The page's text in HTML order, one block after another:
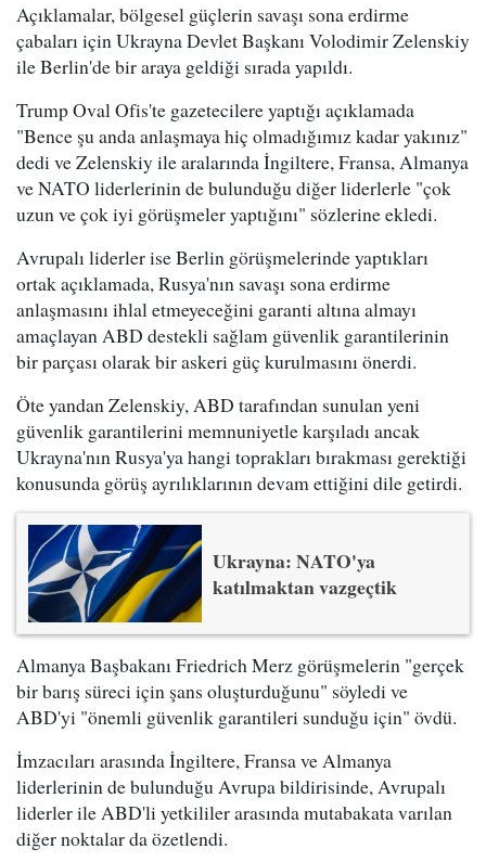
Açıklamalar, bölgesel güçlerin savaşı sona erdirme
çabaları için Ukrayna Devlet Başkanı Volodimir Zelenskiy
ile Berlin'de bir araya geldiği sırada yapıldı.
Trump Oval Ofis'te gazetecilere yaptığı açıklamada
"Bence şu anda anlaşmaya hiç olmadığımız kadar yakınız"
dedi ve Zelenskiy ile aralarında İngiltere, Fransa, Almanya
ve NATO liderlerinin de bulunduğu diğer liderlerle "çok
uzun ve çok iyi görüşmeler yaptığını" sözlerine ekledi.
Avrupalı liderler ise Berlin görüşmelerinde yaptıkları
ortak açıklamada, Rusya'nın savaşı sona erdirme
anlaşmasını ihlal etmeyeceğini garanti altına almayı
amaçlayan ABD destekli sağlam güvenlik garantilerinin
bir parçası olarak bir askeri güç kurulmasını önerdi.
Öte yandan Zelenskiy, ABD tarafından sunulan yeni
güvenlik garantilerini memnuniyetle karşıladı ancak
Ukrayna'nın Rusya'ya hangi toprakları bırakması gerektiği
konusunda görüş ayrılıklarının devam ettiğini dile getirdi.
Ukrayna: NATO'ya
katılmaktan vazgeçtik
Almanya Başbakanı Friedrich Merz görüşmelerin "gerçek
bir barış süreci için şans oluşturduğunu" söyledi ve
ABD'yi "önemli güvenlik garantileri sunduğu için" övdü.
İmzacıları arasında İngiltere, Fransa ve Almanya
liderlerinin de bulunduğu Avrupa bildirisinde, Avrupalı
liderler ile ABD'li yetkililer arasında mutabakata varılan
diğer noktalar da özetlendi.